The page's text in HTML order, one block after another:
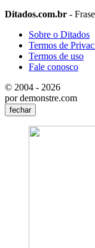
Ditados.com.br -
Sobre o Ditados
Termos de
Termos de uso
Fale conosco
© 2004 - 2026
por demonstre.com
fechar